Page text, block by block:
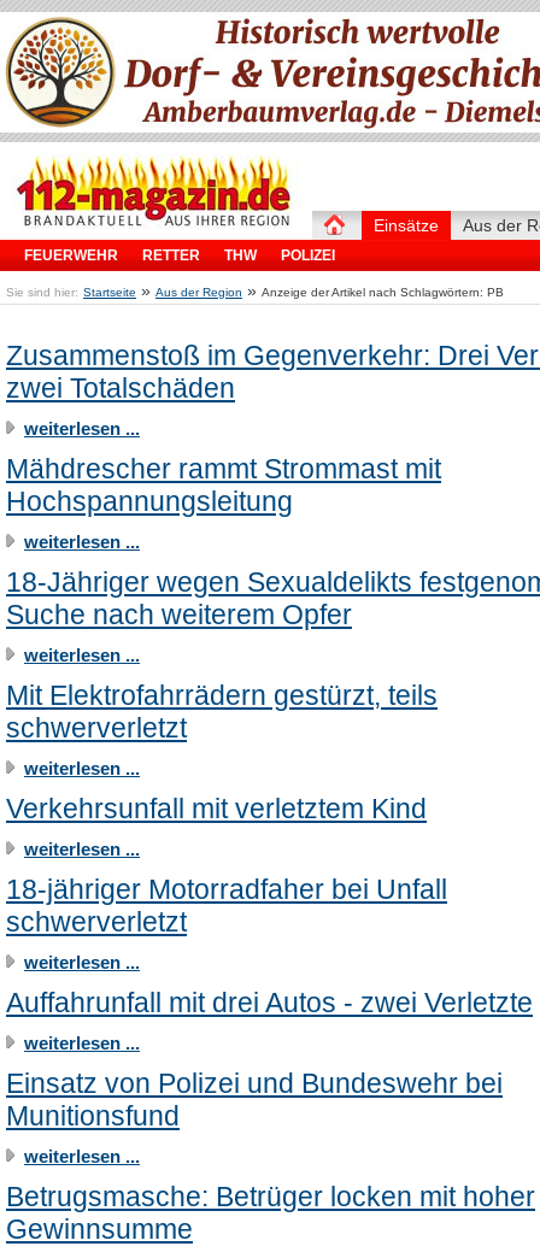
Einsätze
FEUERWEHR RETTER THW POLIZEI
Aus der
Sie sind hier: Startseite » Aus der Region » Anzeige der Artikel nach Schlagwörtern: PB
Zusammenstoß im Gegenverkehr: Drei
zwei Totalschäden
weiterlesen ...
Mähdrescher rammt Strommast mit
Hochspannungsleitung
weiterlesen ...
18-Jähriger wegen Sexualdelikts
Suche nach weiterem Opfer
weiterlesen ...
Mit Elektrofahrrädern gestürzt, teils
schwerverletzt
weiterlesen ...
Verkehrsunfall mit verletztem Kind
weiterlesen ...
18-jähriger Motorradfaher bei Unfall
schwerverletzt
weiterlesen ...
Auffahrunfall mit drei Autos - zwei Verletzte
weiterlesen ...
Einsatz von Polizei und Bundeswehr bei
Munitionsfund
weiterlesen ...
Betrugsmasche: Betrüger locken mit hoher
Gewinnsumme